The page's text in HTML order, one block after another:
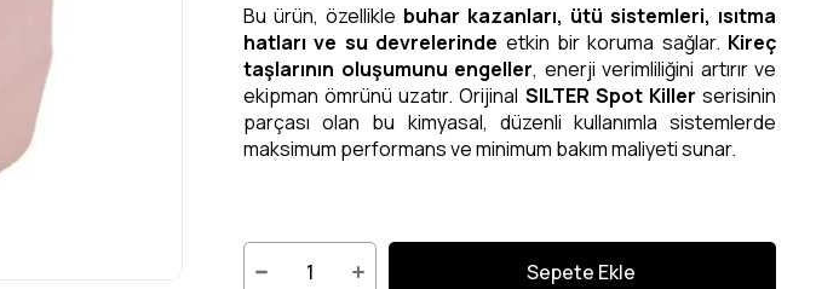
Bu ürün, özellikle buhar kazanları, ütü sistemleri, ısıtma
hatları ve su devrelerinde etkin bir koruma sağlar. Kireç
taşlarının oluşumunu engeller, enerji verimliliğini artırır ve
ekipman ömrünü uzatır. Orijinal SILTER Spot Killer serisinin
parçası olan bu kimyasal, düzenli kullanımla sistemlerde
maksimum performans ve minimum bakım maliyeti sunar.